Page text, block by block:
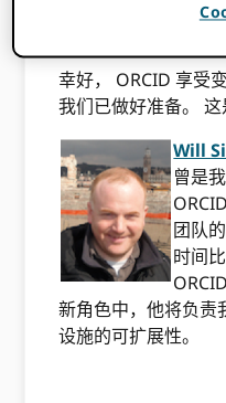
幸好， ORCID 享受
我们已做好准备。 这
Will
曾是
团队
时间
新角色中，他将负责
设施的可扩展性。